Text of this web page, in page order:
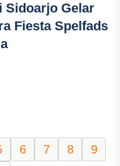
Sidoarjo Gelar
Fiesta Spelfads
6 7 8
9